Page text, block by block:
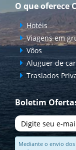
O que oferece
Hotéis
Viagens em
Vôos
Aluguer de
Traslados
Boletim
Mediante o envio